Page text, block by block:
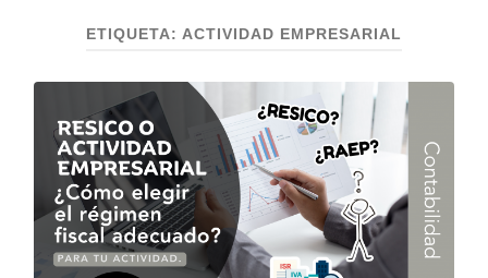
móvil
ETIQUETA: ACTIVIDAD EMPRESARIAL